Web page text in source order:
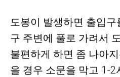
도봉이 발생하면 출입
구 주변에 풀로 가려서
불편하게 하면 좀 나아
을 경우 소문을 막고 1-